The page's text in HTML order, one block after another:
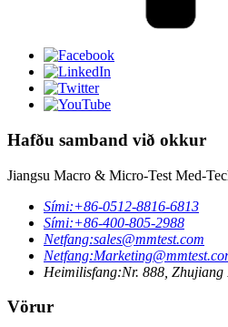
Hafðu samband við okkur
Jiangsu Macro & Micro-Test Med-
Sími:+86-0512-8816-6813
Sími:+86-400-805-2988
Netfang:sales@mmtest.com
Netfang:
Heimilisfang:Nr. 888,
Vörur